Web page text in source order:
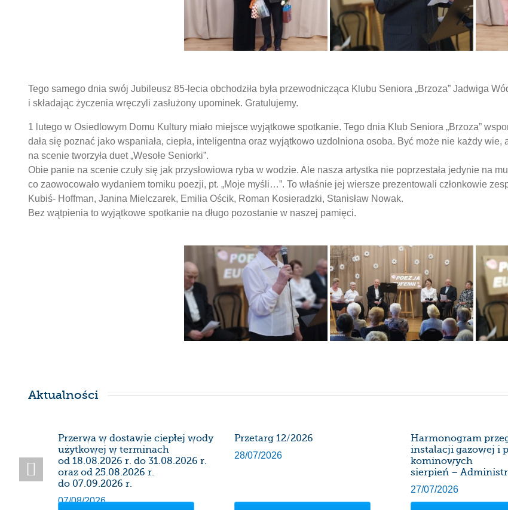
Tego samego dnia swój Jubileusz 85-lecia obchodziła była przewodnicząca Klubu Seniora „Brzoza” Jadwiga
i składając życzenia wręczyli zasłużony upominek. Gratulujemy.
1 lutego w Osiedlowym Domu Kultury miało miejsce wyjątkowe spotkanie. Tego dnia Klub Seniora „Brzoza”
dała się poznać jako wspaniała, ciepła, inteligentna oraz wyjątkowo uzdolniona osoba. Być może nie każdy
na scenie tworzyła duet „Wesołe Seniorki”.
Obie panie na scenie czuły się jak przysłowiowa ryba w wodzie. Ale nasza artystka nie poprzestała jedynie na
co zaowocowało wydaniem tomiku poezji, pt. „Moje myśli…”. To właśnie jej wiersze prezentowali członkowie
Kubiś- Hoffman, Janina Mielczarek, Emilia Ościk, Roman Kosieradzki, Stanisław Nowak.
Bez wątpienia to wyjątkowe spotkanie na długo pozostanie w naszej pamięci.
Aktualności
Przerwa w dostawie ciepłej wody
użytkowej w terminach
od 18.08.2026 r. do 31.08.2026 r.
oraz od 25.08.2026 r.
do 07.09.2026 r.
07/08/2026
Przetarg 12/2026
28/07/2026
Harmonogram
instalacji gazowej i
kominowych
sierpień –
27/07/2026